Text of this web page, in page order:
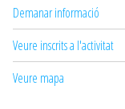
Demanar informació
Veure inscrits a l'activitat
Veure mapa